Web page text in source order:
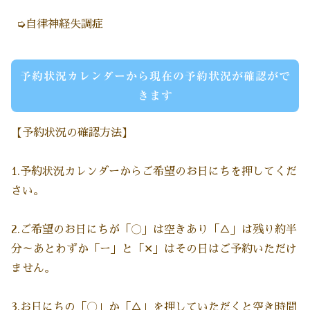
➭自律神経失調症
予約状況カレンダーから現在の予約状況が確認がで
きます
【予約状況の確認方法】
1.予約状況カレンダーからご希望のお日にちを押してくだ
さい。
2.ご希望のお日にちが「〇」は空きあり「△」は残り約半
分～あとわずか「ー」と「✕」はその日はご予約いただけ
ません。
3.お日にちの「〇」か「△」を押していただくと空き時間